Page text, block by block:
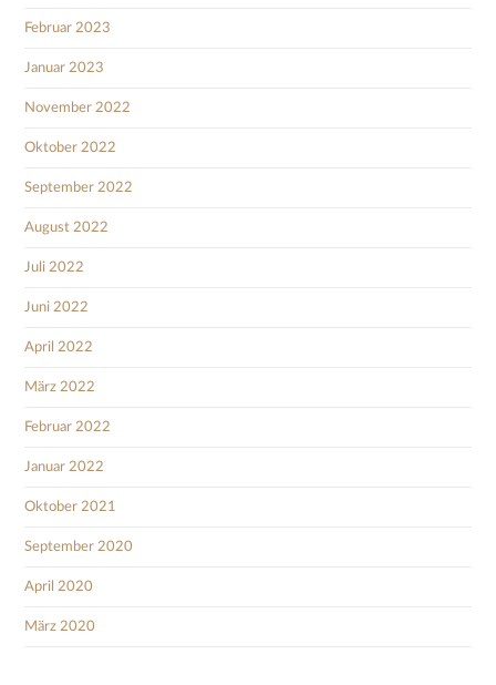
Februar 2023
Januar 2023
November 2022
Oktober 2022
September 2022
August 2022
Juli 2022
Juni 2022
April 2022
März 2022
Februar 2022
Januar 2022
Oktober 2021
September 2020
April 2020
März 2020